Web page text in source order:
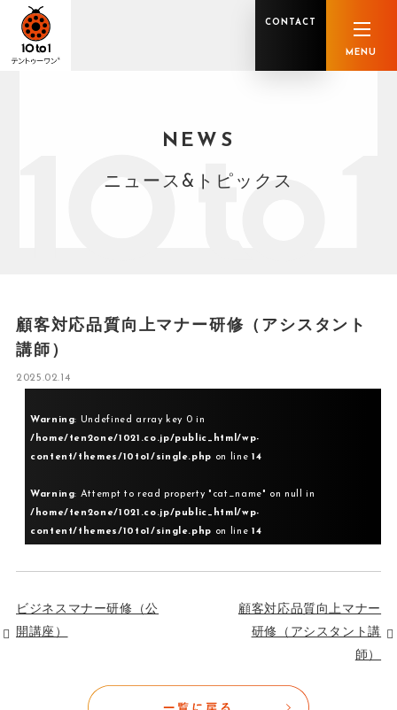
税理士業務
社会保険労務士業務 不動産鑑定士業務 行政書士業務
私たちの軌跡 グループ概要
CONTACT
MENU
NEWS
ニュース&トピックス
顧客対応品質向上マナー研修（アシスタント
講師）
2025.02.14
Warning: Undefined array key 0 in
/home/ten2one/1021.co.jp/public_html/wp-
content/themes/10to1/single.php on line 14
Warning: Attempt to read property "cat_name" on null in
/home/ten2one/1021.co.jp/public_html/wp-
content/themes/10to1/single.php on line 14
ビジネスマナー研修（公
開講座）
顧客対応品質向上マナー
研修（アシスタント講
師）